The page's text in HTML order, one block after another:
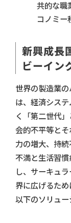
共的な職
コノミー
新興成長
ビーイン
世界の製造業
は、経済シス
く「第二世代
会的不平等と
力の増大、持
不満と生活習
し、サーキュ
界に広げるた
以下のソリュー